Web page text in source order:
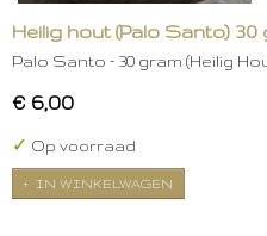
Heilig hout (Palo Santo) 30
Palo Santo – 30 gram (Heilig
€ 6,00
✓ Op voorraad
IN WINKELWAGEN